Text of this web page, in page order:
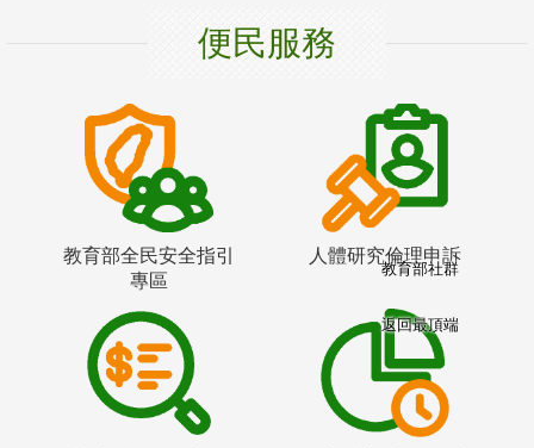
便民服務
教育部全民安全指引
專區
人體研究倫理申訴
教育部社群
返回最頂端